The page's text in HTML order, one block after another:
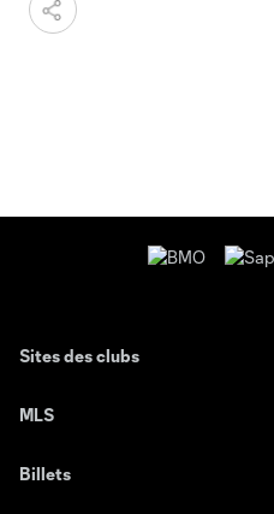
Sites des clubs
MLS
Billets